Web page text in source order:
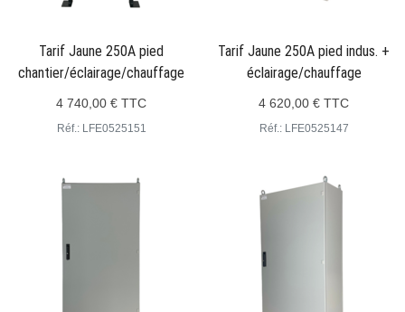
Tarif Jaune 250A pied
chantier/éclairage/chauffage
4 740,00 € TTC
Réf.: LFE0525151
Tarif Jaune 250A pied indus. +
éclairage/chauffage
4 620,00 € TTC
Réf.: LFE0525147